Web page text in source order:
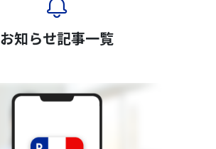
産地直送・こだわり食品
お知らせ記事一覧